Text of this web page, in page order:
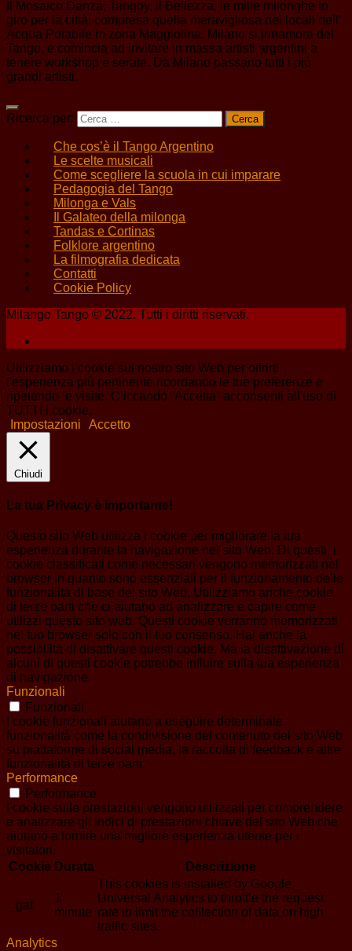
Il Mosaico Danza, Tangoy, il Bellezza, le mille milonghe in
giro per la città, compresa quella meravigliosa nei locali dell’
Acqua Potabile in zona Maggiolina. Milano si innamora del
Tango, e comincia ad invitare in massa artisti argentini a
tenere workshop e serate. Da Milano passano tutti i più
grandi artisti.
Ricerca per:
Che cos’è il Tango Argentino
Le scelte musicali
Come scegliere la scuola in cui imparare
Pedagogia del Tango
Milonga e Vals
Il Galateo della milonga
Tandas e Cortinas
Folklore argentino
La filmografia dedicata
Contatti
Cookie Policy
Milango Tango © 2022. Tutti i diritti riservati.
Utilizziamo i cookie sul nostro sito Web per offrirti
l'esperienza più pertinente ricordando le tue preferenze e
ripetendo le visite. Cliccando “Accetta” acconsenti all'uso di
TUTTI i cookie.
Impostazioni
Accetto
Chiudi
La tua Privacy è importante!
Questo sito Web utilizza i cookie per migliorare la tua
esperienza durante la navigazione nel sito Web. Di questi, i
cookie classificati come necessari vengono memorizzati nel
browser in quanto sono essenziali per il funzionamento delle
funzionalità di base del sito Web. Utilizziamo anche cookie
di terze parti che ci aiutano ad analizzare e capire come
utilizzi questo sito web. Questi cookie verranno memorizzati
nel tuo browser solo con il tuo consenso. Hai anche la
possibilità di disattivare questi cookie. Ma la disattivazione di
alcuni di questi cookie potrebbe influire sulla tua esperienza
di navigazione.
Funzionali
Funzionali
I cookie funzionali aiutano a eseguire determinate
funzionalità come la condivisione del contenuto del sito Web
su piattaforme di social media, la raccolta di feedback e altre
funzionalità di terze parti.
Performance
Performance
I cookie sulle prestazioni vengono utilizzati per comprendere
e analizzare gli indici di prestazioni chiave del sito Web che
aiutano a fornire una migliore esperienza utente per i
visitatori.
Cookie Durata Descrizione
_gat
1
minute
This cookies is installed by Google
Universal Analytics to throttle the request
rate to limit the colllection of data on high
traffic sites.
Analytics